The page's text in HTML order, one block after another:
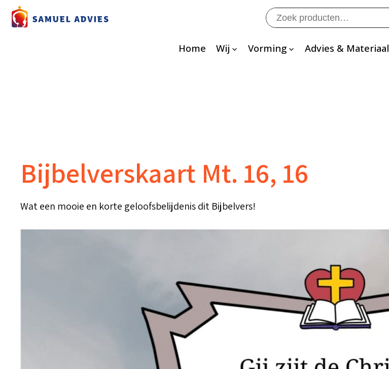
Zoeken
naar:
Home Wij Vorming Advies & Materiaal
Bijbelverskaart Mt. 16, 16
Wat een mooie en korte geloofsbelijdenis dit Bijbelvers!